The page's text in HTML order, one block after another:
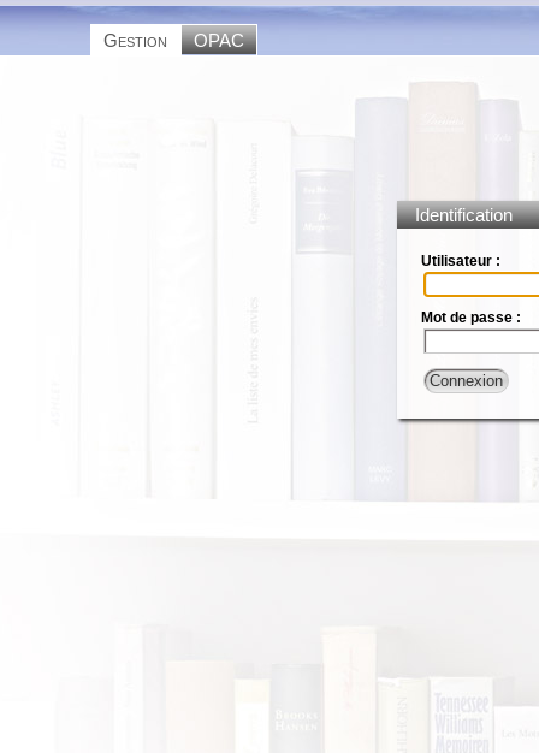
Gestion OPAC
Identification
Utilisateur :
Mot de passe :